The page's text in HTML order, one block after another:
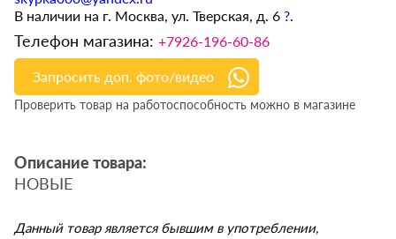
В наличии на г. Москва, ул. Тверская, д. 6?.
Телефон магазина:+7926-196-60-86
Запросить доп. фото/видео
Проверить товар на работоспособность можно в магазине
Описание товара:
НОВЫЕ
Данный товар является бывшим в употреблении,